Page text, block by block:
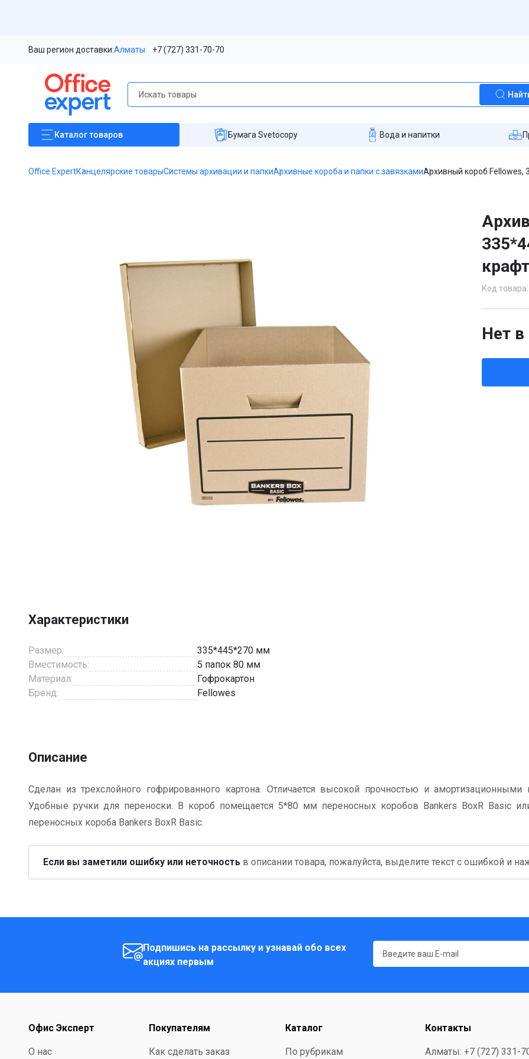
Ваш регион доставки:Алматы +7 (727) 331-70-70
Каталогтоваров Бумага Svetocopy Вода и напитки
Office ExpertКанцелярские товарыСистемы архивации и папкиАрхивные короба и папки с завязкамиАрхивный короб Fellowes,
1
крафт
Код товара:
Нет в
Характеристики
Размер:
335*445*270 мм
Вместимость:
5 папок 80 мм
Материал:
Гофрокартон
Бренд:
Fellowes
Описание
Сделан из трехслойного гофрированного картона. Отличается высокой прочностью и амортизационными
Удобные ручки для переноски. В короб помещается 5*80 мм переносных коробов Bankers BoxR Basic
переносных короба Bankers BoxR Basic.
Если вы заметили ошибку или неточность в описании товара, пожалуйста, выделите текст с ошибкой и
Подпишись на рассылку и узнавай обо всех
акциях первым
Офис Эксперт
О нас
Покупателям
Как сделать заказ
Каталог
По рубрикам
Контакты
Алматы: +7 (727) 331-